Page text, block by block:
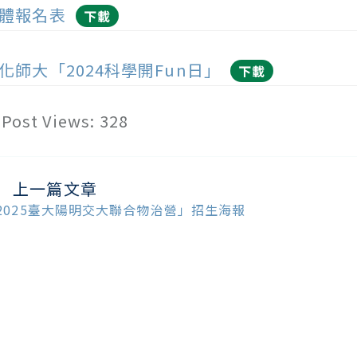
報名表
下載
師大「2024科學開Fun日」 下載
Post Views: 328
上一篇文章
臺大陽明交大聯合物治營」招生海報